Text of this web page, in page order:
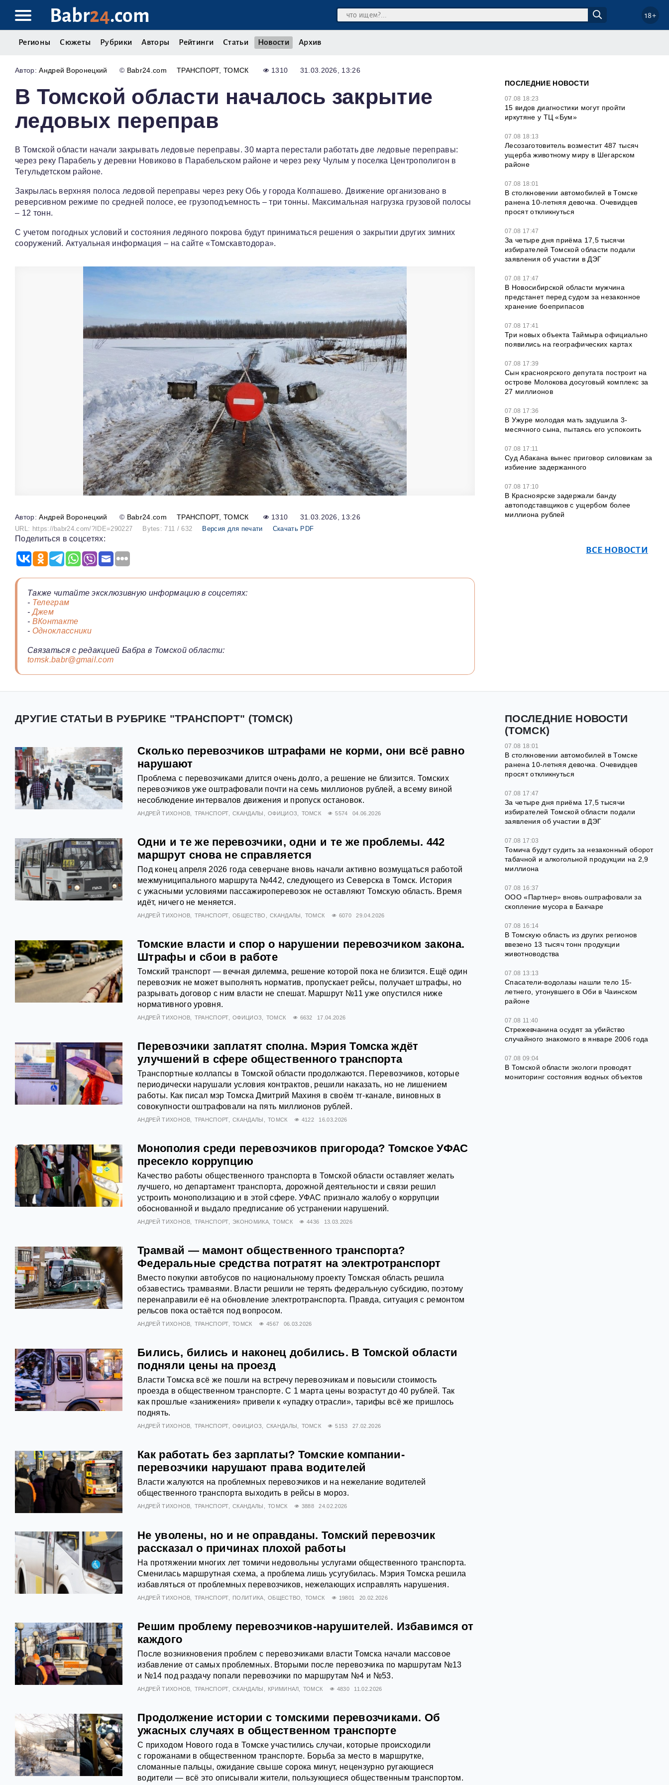
Babr24.com 18+
Регионы Сюжеты Рубрики Авторы Рейтинги Статьи Новости Архив
Андрей Воронецкий © Babr24.com ТРАНСПОРТ ТОМСК 1310 31.03.2026, 13:26
В Томской области началось закрытие
ледовых переправ
В Томской области начали закрывать ледовые переправы. 30 марта перестали работать две ледовые переправы:
через реку Парабель у деревни Новиково в Парабельском районе и через реку Чулым у поселка Центрополигон в
Тегульдетском районе.
Закрылась верхняя полоса ледовой переправы через реку Обь у города Колпашево. Движение организовано в
реверсивном режиме по средней полосе, ее грузоподъемность – три тонны. Максимальная нагрузка грузовой полосы
– 12 тонн.
С учетом погодных условий и состояния ледяного покрова будут приниматься решения о закрытии других зимних
сооружений. Актуальная информация – на сайте «Томскавтодора».
Андрей Воронецкий © Babr24.com ТРАНСПОРТ ТОМСК 1310 31.03.2026, 13:26
URL: https://babr24.com/?IDE=290227 Bytes: 711 / 632 Версия для печати Скачать PDF
Поделиться в соцсетях:
Также читайте эксклюзивную информацию в соцсетях:
- Телеграм
-Джем
- ВКонтакте
- Одноклассники
Связаться с редакцией Бабра в Томской области:
tomsk.babr@gmail.com
ПОСЛЕДНИЕ НОВОСТИ
07.08 18:23
15 видов диагностики могут пройти
иркутяне у ТЦ «Бум»
07.08 18:13
Лесозаготовитель возместит 487 тысяч
ущерба животному миру в Шегарском
районе
07.08 18:01
В столкновении автомобилей в Томске
ранена 10-летняя девочка. Очевидцев
просят откликнуться
07.08 17:47
За четыре дня приёма 17,5 тысячи
избирателей Томской области подали
заявления об участии в ДЭГ
07.08 17:47
В Новосибирской области мужчина
предстанет перед судом за незаконное
хранение боеприпасов
07.08 17:41
Три новых объекта Таймыра официально
появились на географических картах
07.08 17:39
Сын красноярского депутата построит на
острове Молокова досуговый комплекс за
27 миллионов
07.08 17:36
В Ужуре молодая мать задушила 3-
месячного сына, пытаясь его успокоить
07.08 17:11
Суд Абакана вынес приговор силовикам за
избиение задержанного
07.08 17:10
В Красноярске задержали банду
автоподставщиков с ущербом более
миллиона рублей
ВСЕ НОВОСТИ
ДРУГИЕ СТАТЬИ В РУБРИКЕ "ТРАНСПОРТ" (ТОМСК)
Сколько перевозчиков штрафами не корми, они всё равно
нарушают
Проблема с перевозчиками длится очень долго, а решение не близится. Томских
перевозчиков уже оштрафовали почти на семь миллионов рублей, а всему виной
несоблюдение интервалов движения и пропуск остановок.
АНДРЕЙ ТИХОНОВ ТРАНСПОРТ СКАНДАЛЫ ОФИЦИОЗ ТОМСК 5574 04.06.2026
Одни и те же перевозчики, одни и те же проблемы. 442
маршрут снова не справляется
Под конец апреля 2026 года северчане вновь начали активно возмущаться работой
межмуниципального маршрута №442, следующего из Северска в Томск. История
с ужасными условиями пассажироперевозок не оставляют Томскую область. Время
идёт, ничего не меняется.
АНДРЕЙ ТИХОНОВ ТРАНСПОРТ ОБЩЕСТВО СКАНДАЛЫ ТОМСК 6070 29.04.2026
Томские власти и спор о нарушении перевозчиком закона.
Штрафы и сбои в работе
Томский транспорт — вечная дилемма, решение которой пока не близится. Ещё один
перевозчик не может выполнять норматив, пропускает рейсы, получает штрафы, но
разрывать договор с ним власти не спешат. Маршрут №11 уже опустился ниже
нормативного уровня.
АНДРЕЙ ТИХОНОВ ТРАНСПОРТ ОФИЦИОЗ ТОМСК 6632 17.04.2026
Перевозчики заплатят сполна. Мэрия Томска ждёт
улучшений в сфере общественного транспорта
Транспортные коллапсы в Томской области продолжаются. Перевозчиков, которые
периодически нарушали условия контрактов, решили наказать, но не лишением
работы. Как писал мэр Томска Дмитрий Махиня в своём тг-канале, виновных в
совокупности оштрафовали на пять миллионов рублей.
АНДРЕЙ ТИХОНОВ ТРАНСПОРТ СКАНДАЛЫ ТОМСК 4122 16.03.2026
Монополия среди перевозчиков пригорода? Томское УФАС
пресекло коррупцию
Качество работы общественного транспорта в Томской области оставляет желать
лучшего, но департамент транспорта, дорожной деятельности и связи решил
устроить монополизацию и в этой сфере. УФАС признало жалобу о коррупции
обоснованной и выдало предписание об устранении нарушений.
АНДРЕЙ ТИХОНОВ ТРАНСПОРТ ЭКОНОМИКА ТОМСК 4436 13.03.2026
Трамвай — мамонт общественного транспорта?
Федеральные средства потратят на электротранспорт
Вместо покупки автобусов по национальному проекту Томская область решила
обзавестись трамваями. Власти решили не терять федеральную субсидию, поэтому
перенаправили её на обновление электротранспорта. Правда, ситуация с ремонтом
рельсов пока остаётся под вопросом.
АНДРЕЙ ТИХОНОВ ТРАНСПОРТ ТОМСК 4567 06.03.2026
Бились, бились и наконец добились. В Томской области
подняли цены на проезд
Власти Томска всё же пошли на встречу перевозчикам и повысили стоимость
проезда в общественном транспорте. С 1 марта цены возрастут до 40 рублей. Так
как прошлые «занижения» привели к «упадку отрасли», тарифы всё же пришлось
поднять.
АНДРЕЙ ТИХОНОВ ТРАНСПОРТ ОФИЦИОЗ СКАНДАЛЫ ТОМСК 5153 27.02.2026
Как работать без зарплаты? Томские компании-
перевозчики нарушают права водителей
Власти жалуются на проблемных перевозчиков и на нежелание водителей
общественного транспорта выходить в рейсы в мороз.
АНДРЕЙ ТИХОНОВ ТРАНСПОРТ СКАНДАЛЫ ТОМСК 3888 24.02.2026
Не уволены, но и не оправданы. Томский перевозчик
рассказал о причинах плохой работы
На протяжении многих лет томичи недовольны услугами общественного транспорта.
Сменилась маршрутная схема, а проблема лишь усугубилась. Мэрия Томска решила
избавляться от проблемных перевозчиков, нежелающих исправлять нарушения.
АНДРЕЙ ТИХОНОВ ТРАНСПОРТ ПОЛИТИКА ОБЩЕСТВО ТОМСК 19801 20.02.2026
Решим проблему перевозчиков-нарушителей. Избавимся от
каждого
После возникновения проблем с перевозчиками власти Томска начали массовое
избавление от самых проблемных. Вторыми после перевозчика по маршрутам №13
и №14 под раздачу попали перевозчики по маршрутам №4 и №53.
АНДРЕЙ ТИХОНОВ ТРАНСПОРТ СКАНДАЛЫ КРИМИНАЛ ТОМСК 4830 11.02.2026
Продолжение истории с томскими перевозчиками. Об
ужасных случаях в общественном транспорте
С приходом Нового года в Томске участились случаи, которые происходили
с горожанами в общественном транспорте. Борьба за место в маршрутке,
сломанные пальцы, ожидание свыше сорока минут, нецензурно ругающиеся
водители — всё это описывали жители, пользующиеся общественным транспортом.
ПОСЛЕДНИЕ НОВОСТИ
(ТОМСК)
07.08 18:01
В столкновении автомобилей в Томске
ранена 10-летняя девочка. Очевидцев
просят откликнуться
07.08 17:47
За четыре дня приёма 17,5 тысячи
избирателей Томской области подали
заявления об участии в ДЭГ
07.08 17:03
Томича будут судить за незаконный оборот
табачной и алкогольной продукции на 2,9
миллиона
07.08 16:37
ООО «Партнер» вновь оштрафовали за
скопление мусора в Бакчаре
07.08 16:14
В Томскую область из других регионов
ввезено 13 тысяч тонн продукции
животноводства
07.08 13:13
Спасатели-водолазы нашли тело 15-
летнего, утонувшего в Оби в Чаинском
районе
07.08 11:40
Стрежевчанина осудят за убийство
случайного знакомого в январе 2006 года
07.08 09:04
В Томской области экологи проводят
мониторинг состояния водных объектов